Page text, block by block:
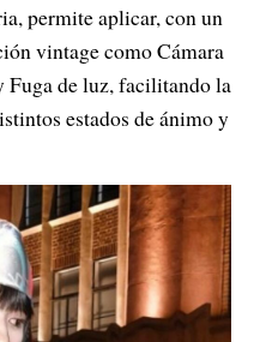
permite aplicar, con un
vintage como Cámara
de luz, facilitando la
estados de ánimo y